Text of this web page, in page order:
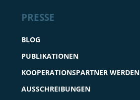
PRESSE
BLOG
PUBLIKATIONEN
KOOPERATIONSPARTNER WERDEN
AUSSCHREIBUNGEN